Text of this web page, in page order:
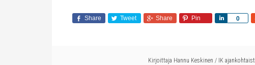
Share Tweet Share Pin 0
Share
Kirjoittaja Hannu Keskinen / IK